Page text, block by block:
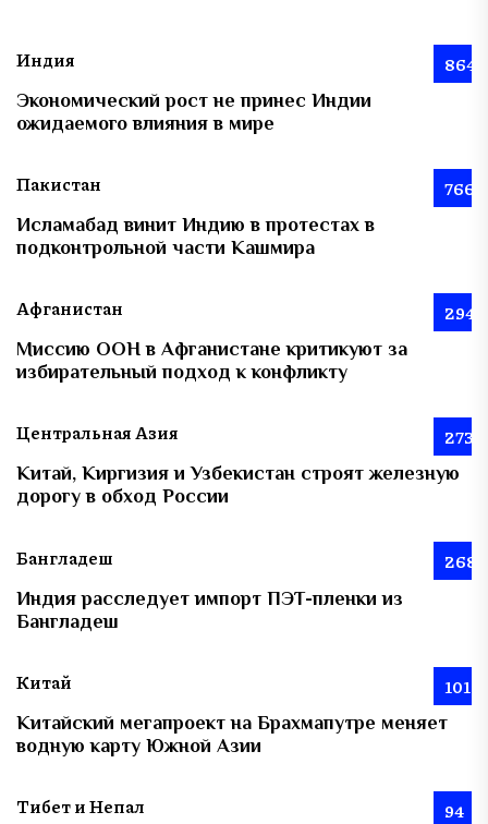
Индия 864
Экономический рост не принес Индии
ожидаемого влияния в мире
Пакистан 766
Исламабад винит Индию в протестах в
подконтрольной части Кашмира
Афганистан 294
Миссию ООН в Афганистане критикуют за
избирательный подход к конфликту
Центральная Азия 273
Китай, Киргизия и Узбекистан строят железную
дорогу в обход России
Бангладеш 268
Индия расследует импорт ПЭТ-пленки из
Бангладеш
Китай 101
Китайский мегапроект на Брахмапутре меняет
водную карту Южной Азии
Тибет и Непал 94